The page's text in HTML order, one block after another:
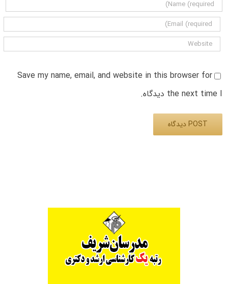
Save my name, email, and website in this browser for
the next time I دیدگاه.